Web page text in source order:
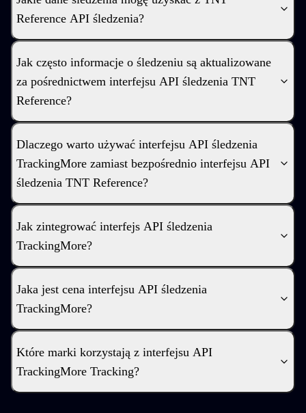
Reference API śledzenia?
Jak często informacje o śledzeniu są aktualizowane
za pośrednictwem interfejsu API śledzenia TNT
Reference?
Dlaczego warto używać interfejsu API śledzenia
TrackingMore zamiast bezpośrednio interfejsu API
śledzenia TNT Reference?
Jak zintegrować interfejs API śledzenia
TrackingMore?
Jaka jest cena interfejsu API śledzenia
TrackingMore?
Które marki korzystają z interfejsu API
TrackingMore Tracking?